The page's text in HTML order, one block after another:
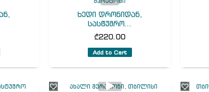
ხედი დრონიდან,
სასტუმრო...
₾220.00
Add to Cart